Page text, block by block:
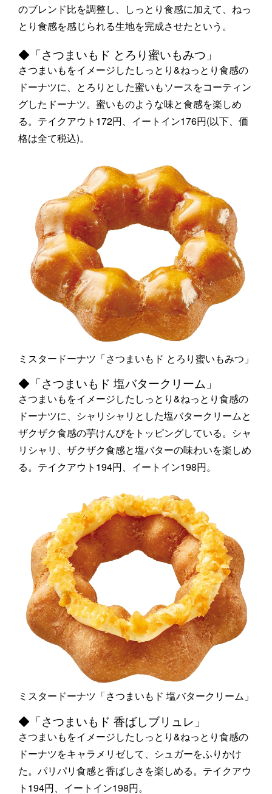
のブレンド比を調整し、しっとり食感に加えて、ねっ
とり食感を感じられる生地を完成させたという。
◆「さつまいもド とろり蜜いもみつ」
さつまいもをイメージしたしっとり&ねっとり食感の
ドーナツに、とろりとした蜜いもソースをコーティン
グしたドーナツ。蜜いものような味と食感を楽しめ
る。テイクアウト172円、イートイン176円(以下、価
格は全て税込)。
ミスタードーナツ「さつまいもド とろり蜜いもみつ」
◆「さつまいもド 塩バタークリーム」
さつまいもをイメージしたしっとり&ねっとり食感の
ドーナツに、シャリシャリとした塩バタークリームと
ザクザク食感の芋けんぴをトッピングしている。シャ
リシャリ、ザクザク食感と塩バターの味わいを楽しめ
る。テイクアウト194円、イートイン198円。
ミスタードーナツ「さつまいもド 塩バタークリーム」
◆「さつまいもド 香ばしブリュレ」
さつまいもをイメージしたしっとり&ねっとり食感の
ドーナツをキャラメリゼして、シュガーをふりかけ
た。パリパリ食感と香ばしさを楽しめる。テイクアウ
ト194円、イートイン198円。